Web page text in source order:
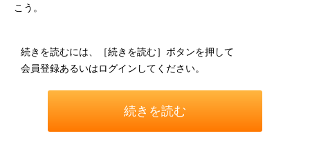
こう。
続きを読むには、［続きを読む］ボタンを押して
会員登録あるいはログインしてください。
続きを読む